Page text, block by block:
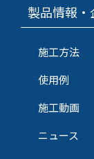
製品情報・
施工方法
使用例
施工動画
ニュース